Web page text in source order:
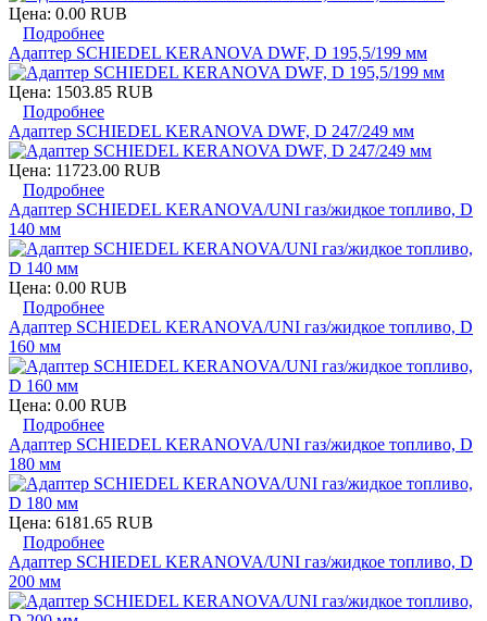
Цена: 0.00 RUB
Подробнее
Адаптер SCHIEDEL KERANOVA DWF, D 195,5/199 мм
Цена: 1503.85 RUB
Подробнее
Адаптер SCHIEDEL KERANOVA DWF, D 247/249 мм
Цена: 11723.00 RUB
Подробнее
Адаптер SCHIEDEL KERANOVA/UNI газ/жидкое топливо, D
140 мм
Цена: 0.00 RUB
Подробнее
Адаптер SCHIEDEL KERANOVA/UNI газ/жидкое топливо, D
160 мм
Цена: 0.00 RUB
Подробнее
Адаптер SCHIEDEL KERANOVA/UNI газ/жидкое топливо, D
180 мм
Цена: 6181.65 RUB
Подробнее
Адаптер SCHIEDEL KERANOVA/UNI газ/жидкое топливо, D
200 мм